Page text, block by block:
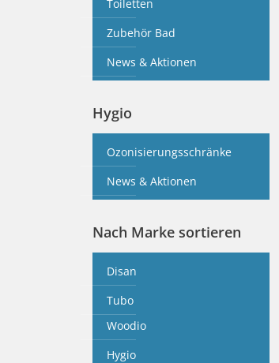
Toiletten
Zubehör Bad
News & Aktionen
Hygio
Ozonisierungsschränke
News & Aktionen
Nach Marke sortieren
Disan
Tubo
Woodio
Hygio